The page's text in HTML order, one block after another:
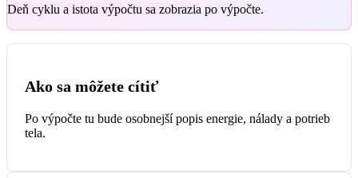
Deň cyklu a istota výpočtu sa zobrazia po výpočte.
Ako sa môžete cítiť
Po výpočte tu bude osobnejší popis energie, nálady a potrieb
tela.